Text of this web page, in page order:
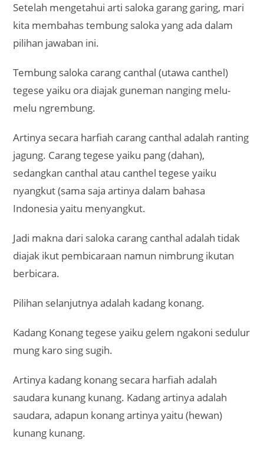
Setelah mengetahui arti saloka garang garing, mari
kita membahas tembung saloka yang ada dalam
pilihan jawaban ini.
Tembung saloka carang canthal (utawa canthel)
tegese yaiku ora diajak guneman nanging melu-
melu ngrembung.
Artinya secara harfiah carang canthal adalah ranting
jagung. Carang tegese yaiku pang (dahan),
sedangkan canthal atau canthel tegese yaiku
nyangkut (sama saja artinya dalam bahasa
Indonesia yaitu menyangkut.
Jadi makna dari saloka carang canthal adalah tidak
diajak ikut pembicaraan namun nimbrung ikutan
berbicara.
Pilihan selanjutnya adalah kadang konang.
Kadang Konang tegese yaiku gelem ngakoni sedulur
mung karo sing sugih.
Artinya kadang konang secara harfiah adalah
saudara kunang kunang. Kadang artinya adalah
saudara, adapun konang artinya yaitu (hewan)
kunang kunang.